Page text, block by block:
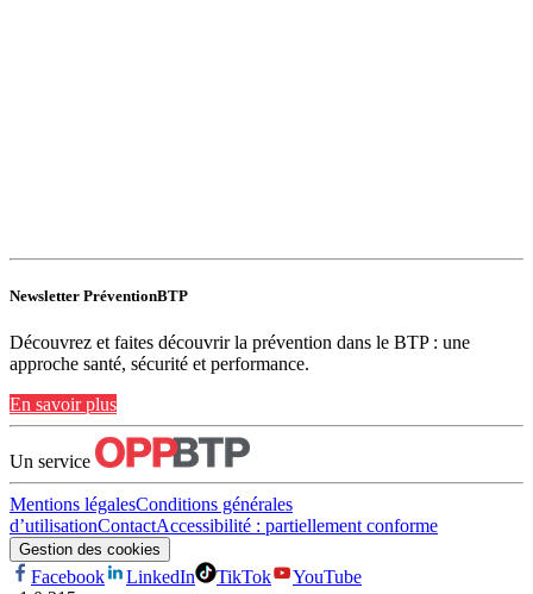
Newsletter PréventionBTP
Découvrez et faites découvrir la prévention dans le BTP : une
approche santé, sécurité et performance.
En savoir plus
Un service
Mentions légalesConditions générales
d’utilisationContactAccessibilité : partiellement conforme
Gestion des cookies
Facebook LinkedIn TikTok
YouTube